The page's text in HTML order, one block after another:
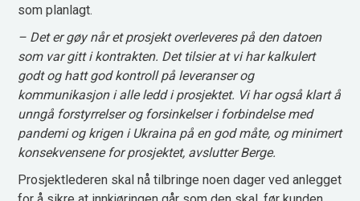
som planlagt.
– Det er gøy når et prosjekt overleveres på den datoen
som var gitt i kontrakten. Det tilsier at vi har kalkulert
godt og hatt god kontroll på leveranser og
kommunikasjon i alle ledd i prosjektet. Vi har også klart å
unngå forstyrrelser og forsinkelser i forbindelse med
pandemi og krigen i Ukraina på en god måte, og minimert
konsekvensene for prosjektet, avslutter Berge.
Prosjektlederen skal nå tilbringe noen dager ved anlegget